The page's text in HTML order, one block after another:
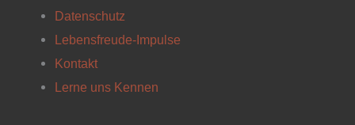
Datenschutz
Lebensfreude-Impulse
Kontakt
Lerne uns Kennen